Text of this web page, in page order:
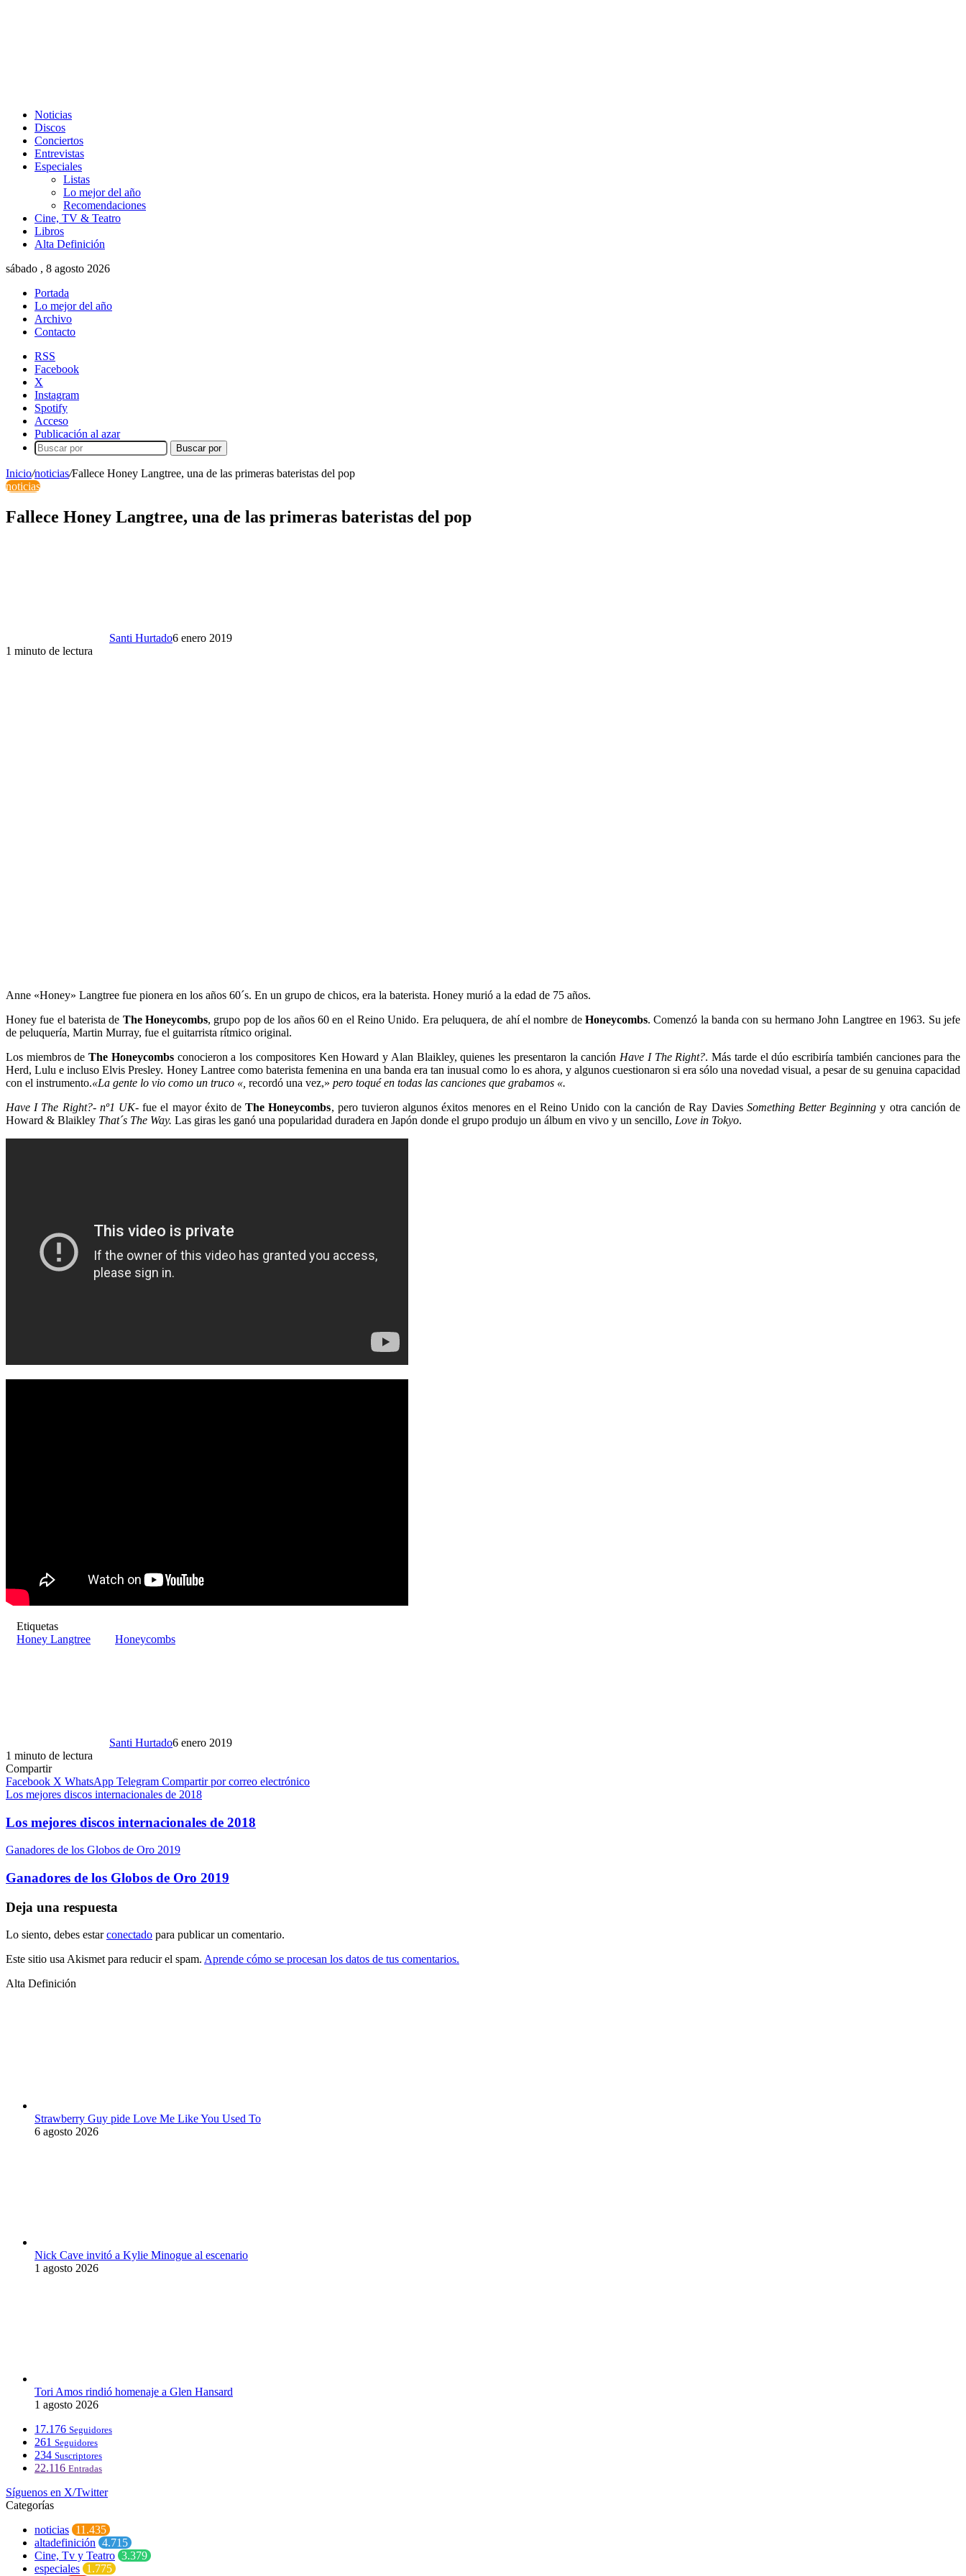
Noticias
Discos
Conciertos
Entrevistas
Especiales
Listas
Lo mejor del año
Recomendaciones
Cine, TV & Teatro
Libros
Alta Definición
sábado , 8 agosto 2026
Portada
Lo mejor del año
Archivo
Contacto
RSS
Facebook
X
Instagram
Spotify
Acceso
Publicación al azar
Buscar por
Inicio/noticias/Fallece Honey Langtree, una de las primeras bateristas del pop
noticias
Fallece Honey Langtree, una de las primeras bateristas del pop
Santi Hurtado6 enero 2019
1 minuto de lectura
Anne «Honey» Langtree fue pionera en los años 60´s. En un grupo de chicos, era la baterista. Honey murió a la edad de 75 años.
Honey fue el baterista de The Honeycombs, grupo pop de los años 60 en el Reino Unido. Era peluquera, de ahí el nombre deHoneycombs. Comenzó la banda con su hermano John Langtree en 1963. Su jefe
de peluquería, Martin Murray, fue el guitarrista rítmico original.
Los miembros deThe Honeycombsconocieron a los compositores Ken Howard y Alan Blaikley, quienes les presentaron la canción Have I The Right?. Más tarde el dúo escribiría también canciones para the
Herd, Lulu e incluso Elvis Presley. Honey Lantree como baterista femenina en una banda era tan inusual como lo es ahora, y algunos cuestionaron si era sólo una novedad visual, a pesar de su genuina capacidad
con el instrumento.«La gente lo vio como un truco «, recordó una vez,» pero toqué en todas las canciones que grabamos «.
Have I The Right?- nº1 UK- fue el mayor éxito deThe Honeycombs, pero tuvieron algunos éxitos menores en el Reino Unido con la canción de Ray Davies Something Better Beginning y otra canción de
Howard & Blaikley That´s The Way. Las giras les ganó una popularidad duradera en Japón donde el grupo produjo un álbum en vivo y un sencillo, Love in Tokyo.
Etiquetas
Honey Langtree
Honeycombs
Santi Hurtado6 enero 2019
1 minuto de lectura
Compartir
Facebook X WhatsApp Telegram Compartir por correo electrónico
Los mejores discos internacionales de 2018
Los mejores discos internacionales de 2018
Ganadores de los Globos de Oro 2019
Ganadores de los Globos de Oro 2019
Deja una respuesta
Lo siento, debes estarconectado para publicar un comentario.
Este sitio usa Akismet para reducir el spam. Aprende cómo se procesan los datos de tus comentarios.
Alta Definición
Strawberry Guy pide Love Me Like You Used To
6 agosto 2026
Nick Cave invitó a Kylie Minogue al escenario
1 agosto 2026
Tori Amos rindió homenaje a Glen Hansard
1 agosto 2026
17.176 Seguidores
261 Seguidores
234 Suscriptores
22.116 Entradas
Síguenos en X/Twitter
Categorías
noticias 11.435
altadefinición 4.715
Cine, Tv y Teatro 3.379
especiales 1.775